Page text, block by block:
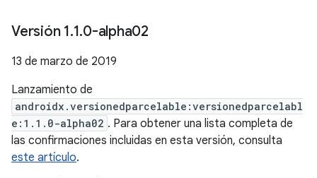
Versión 1.1.0-alpha02
13 de marzo de 2019
Lanzamiento de
androidx.versionedparcelable:versionedparcelabl
e:1.1.0-alpha02 . Para obtener una lista completa de
las confirmaciones incluidas en esta versión, consulta
este artículo.